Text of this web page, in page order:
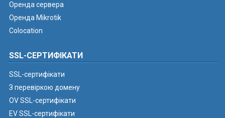
Оренда сервера
Оренда Mikrotik
Colocation
SSL-СЕРТИФІКАТИ
SSL-сертифікати
З перевіркою домену
OV SSL-сертифікати
EV SSL-сертифікати